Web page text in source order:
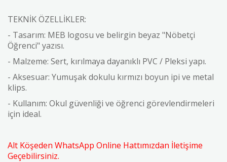
TEKNİK ÖZELLİKLER:
- Tasarım: MEB logosu ve belirgin beyaz "Nöbetçi
Öğrenci" yazısı.
- Malzeme: Sert, kırılmaya dayanıklı PVC / Pleksi yapı.
- Aksesuar: Yumuşak dokulu kırmızı boyun ipi ve metal
klips.
- Kullanım: Okul güvenliği ve öğrenci görevlendirmeleri
için ideal.
Alt Köşeden WhatsApp Online Hattımızdan İletişime
Geçebilirsiniz.